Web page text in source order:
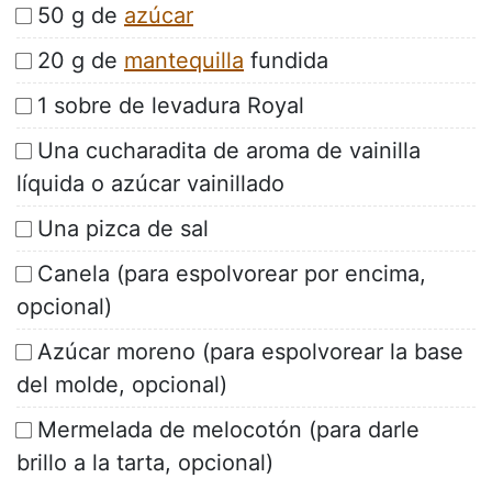
50 g de azúcar
20 g de mantequilla fundida
1 sobre de levadura Royal
Una cucharadita de aroma de vainilla
líquida o azúcar vainillado
Una pizca de sal
Canela (para espolvorear por encima,
opcional)
Azúcar moreno (para espolvorear la base
del molde, opcional)
Mermelada de melocotón (para darle
brillo a la tarta, opcional)